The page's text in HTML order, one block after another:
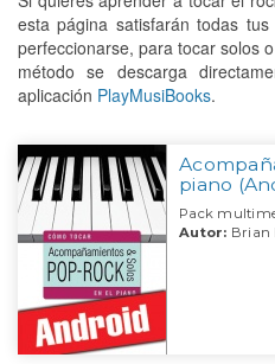
esta página satisfarán todas
perfeccionarse, para tocar solos
método se descarga
aplicación PlayMusiBooks.
piano
Pack
Autor: Brian